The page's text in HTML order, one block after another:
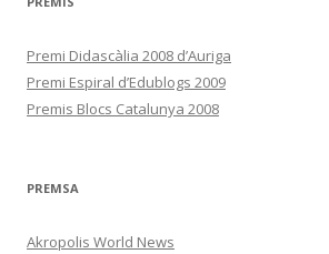
Premi Didascàlia 2008 d’Auriga
Premi Espiral d’Edublogs 2009
Premis Blocs Catalunya 2008
PREMSA
Akropolis World News